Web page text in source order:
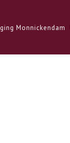
Monnickendam